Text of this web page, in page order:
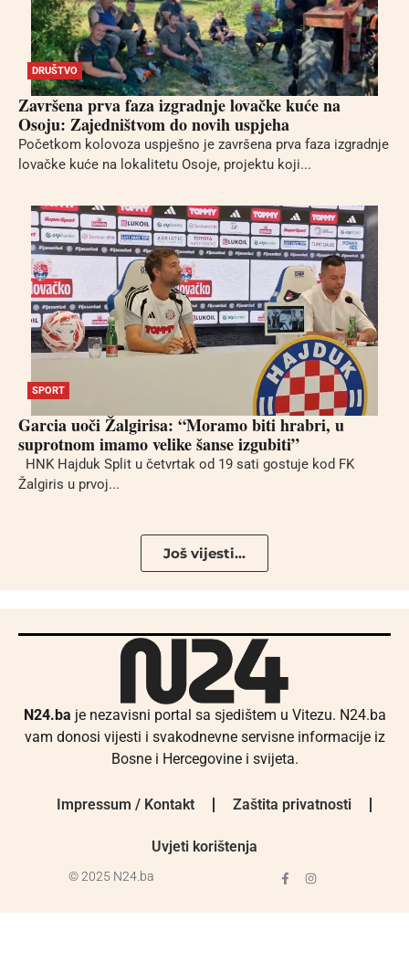
DRUŠTVO
Završena prva faza izgradnje lovačke kuće na
Osoju: Zajedništvom do novih uspjeha
Početkom kolovoza uspješno je završena prva faza izgradnje
lovačke kuće na lokalitetu Osoje, projektu koji...
SPORT
Garcia uoči Žalgirisa: “Moramo biti hrabri, u
suprotnom imamo velike šanse izgubiti”
HNK Hajduk Split u četvrtak od 19 sati gostuje kod FK
Žalgiris u prvoj...
Još vijesti...
N24.ba je nezavisni portal sa sjedištem u Vitezu. N24.ba
vam donosi vijesti i svakodnevne servisne informacije iz
Bosne i Hercegovine i svijeta.
Impressum / Kontakt Zaštita privatnosti
Uvjeti korištenja
© 2025 N24.ba